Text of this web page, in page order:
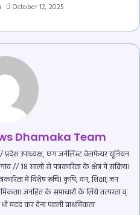
October 12, 2025
Dhamaka Team
उपाध्यक्ष, छग जर्नलिस्ट वेलफेयर यूनियन
// 18 सालो से पत्रकारिता के क्षेत्र में सक्रिय।
में विशेष रूचि। कृषि, वन, शिक्षा; जन
जनहित के समाचारों के लिये तत्परता व्
मदद कर देना पहली प्राथमिकता